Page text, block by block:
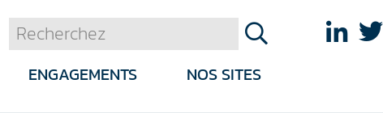
ENGAGEMENTS NOS SITES